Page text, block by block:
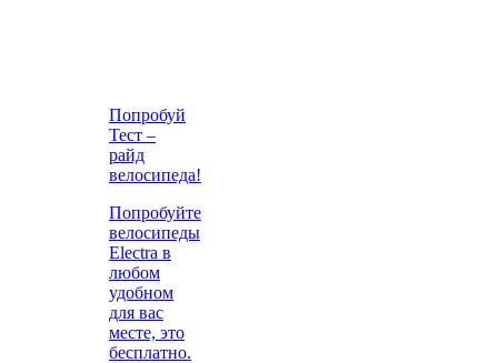
Попробуй
Тест –
райд
велосипеда!
Попробуйте
велосипеды
Electra в
любом
удобном
для вас
месте, это
бесплатно.